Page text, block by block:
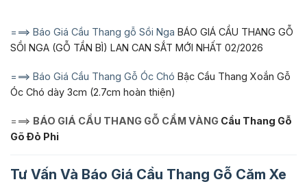
===> Báo Giá Cầu Thang gỗ Sồi Nga BÁO GIÁ CẦU THANG GỖ
SỒI NGA (GỖ TẦN BÌ) LAN CAN SẮT MỚI NHẤT 02/2026
===> Báo Giá Cầu Thang Gỗ Óc Chó Bậc Cầu Thang Xoắn Gỗ
Óc Chó dày 3cm (2.7cm hoàn thiện)
===> BÁO GIÁ CẦU THANG GỖ CẨM VÀNG Cầu Thang Gỗ
Gõ Đỏ Phi
Tư Vấn Và Báo Giá Cầu Thang Gỗ Căm Xe